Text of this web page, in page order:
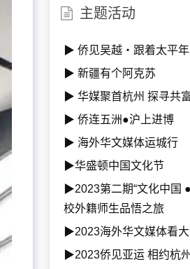
主题活动
▶ 侨见吴越・跟着太平年
▶ 新疆有个阿克苏
▶ 华媒聚首杭州 探寻共
▶ 侨连五洲●沪上进博
▶ 海外华文媒体运城行
▶华盛顿中国文化节
▶2023第二期“文化中国
校外籍师生品悟之旅
▶2023海外华文媒体看
▶2023侨见亚运 相约杭州